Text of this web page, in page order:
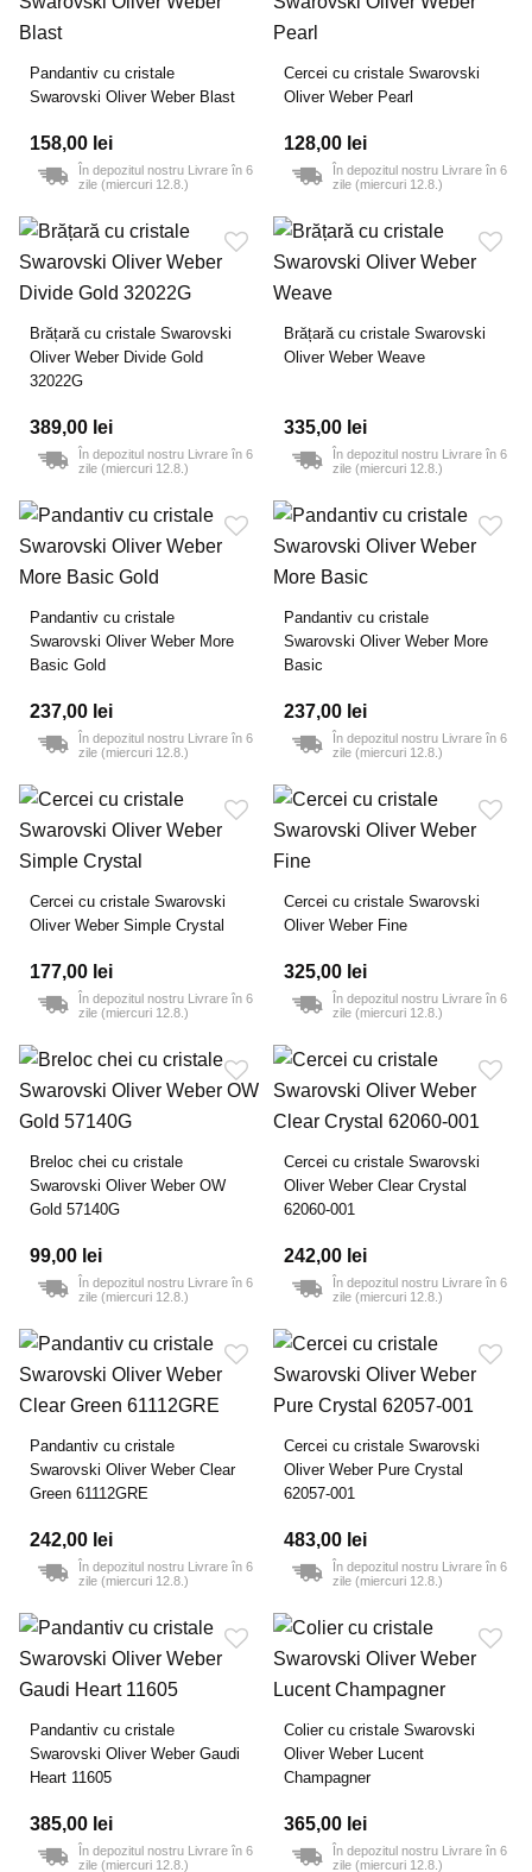
Pandantiv cu cristale
Swarovski Oliver Weber Blast
158,00 lei
În depozitul nostru Livrare în 6
zile (miercuri 12.8.)
Cercei cu cristale Swarovski
Oliver Weber Pearl
128,00 lei
În depozitul nostru Livrare în 6
zile (miercuri 12.8.)
Brățară cu cristale Swarovski
Oliver Weber Divide Gold
32022G
389,00 lei
În depozitul nostru Livrare în 6
zile (miercuri 12.8.)
Brățară cu cristale Swarovski
Oliver Weber Weave
335,00 lei
În depozitul nostru Livrare în 6
zile (miercuri 12.8.)
Pandantiv cu cristale
Swarovski Oliver Weber More
Basic Gold
237,00 lei
În depozitul nostru Livrare în 6
zile (miercuri 12.8.)
Pandantiv cu cristale
Swarovski Oliver Weber More
Basic
237,00 lei
În depozitul nostru Livrare în 6
zile (miercuri 12.8.)
Cercei cu cristale Swarovski
Oliver Weber Simple Crystal
177,00 lei
În depozitul nostru Livrare în 6
zile (miercuri 12.8.)
Cercei cu cristale Swarovski
Oliver Weber Fine
325,00 lei
În depozitul nostru Livrare în 6
zile (miercuri 12.8.)
Breloc chei cu cristale
Swarovski Oliver Weber OW
Gold 57140G
99,00 lei
În depozitul nostru Livrare în 6
zile (miercuri 12.8.)
Cercei cu cristale Swarovski
Oliver Weber Clear Crystal
62060-001
242,00 lei
În depozitul nostru Livrare în 6
zile (miercuri 12.8.)
Pandantiv cu cristale
Swarovski Oliver Weber Clear
Green 61112GRE
242,00 lei
În depozitul nostru Livrare în 6
zile (miercuri 12.8.)
Cercei cu cristale Swarovski
Oliver Weber Pure Crystal
62057-001
483,00 lei
În depozitul nostru Livrare în 6
zile (miercuri 12.8.)
Pandantiv cu cristale
Swarovski Oliver Weber Gaudi
Heart 11605
385,00 lei
În depozitul nostru Livrare în 6
zile (miercuri 12.8.)
Colier cu cristale Swarovski
Oliver Weber Lucent
Champagner
365,00 lei
În depozitul nostru Livrare în 6
zile (miercuri 12.8.)